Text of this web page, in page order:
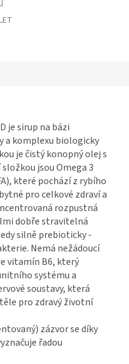
je sirup na bázi
a komplexu biologicky
je čistý konopný olej s
jsou Omega 3
které pochází z rybího
pro celkové zdraví a
rozpustná
dobře stravitelná
silně prebioticky -
Nemá nežádoucí
vitamín B6, který
systému a
soustavy, která
pro zdravý životní
zázvor se díky
řadou